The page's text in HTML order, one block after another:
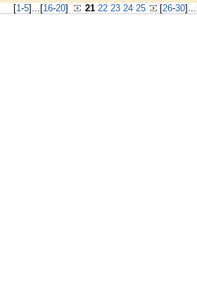
[1-5] ... [16-20] 21 22 23 24 25 [26-30] ...